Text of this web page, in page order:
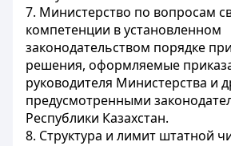
7. Министерство по вопросам
компетенции в установленном
законодательством порядке
решения, оформляемые
руководителя Министерства и
предусмотренными
Республики Казахстан.
8. Структура и лимит штатной